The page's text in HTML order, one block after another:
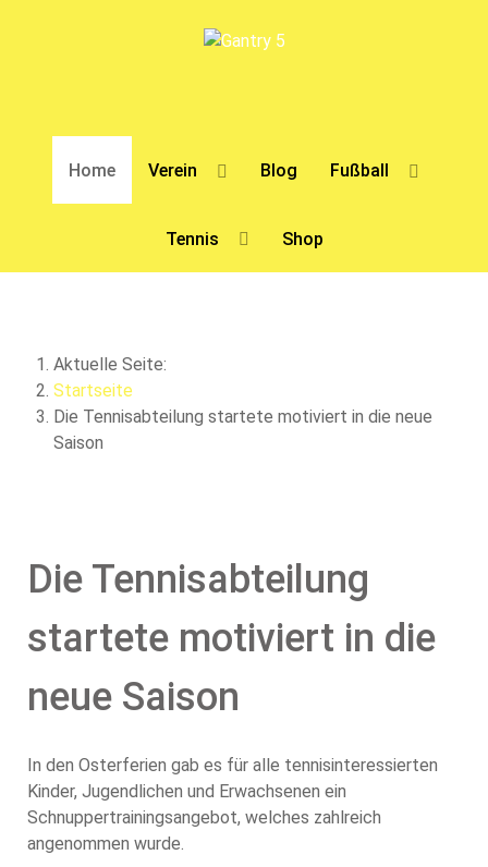
Home Verein Blog Fußball
Tennis Shop
Aktuelle Seite:
Startseite
Die Tennisabteilung startete motiviert in die neue
Saison
Die Tennisabteilung
startete motiviert in die
neue Saison
In den Osterferien gab es für alle tennisinteressierten
Kinder, Jugendlichen und Erwachsenen ein
Schnuppertrainingsangebot, welches zahlreich
angenommen wurde.